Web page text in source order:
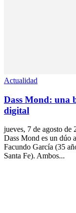
Actualidad
Dass Mond: una
digital
jueves, 7 de agosto de
Dass Mond es un dúo
Facundo García (35
Santa Fe). Ambos...